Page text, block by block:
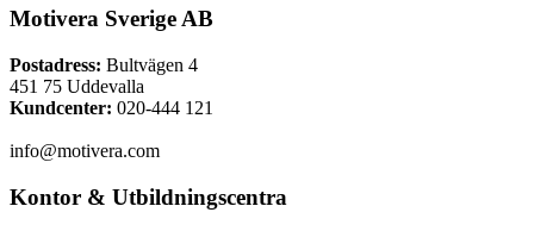
Motivera Sverige AB
Postadress: Bultvägen 4
451 75 Uddevalla
Kundcenter: 020-444 121
info@motivera.com
Kontor & Utbildningscentra